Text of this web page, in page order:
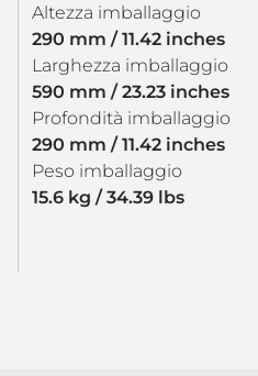
Altezza imballaggio
290 mm / 11.42 inches
Larghezza imballaggio
590 mm / 23.23 inches
Profondità imballaggio
290 mm / 11.42 inches
Peso imballaggio
15.6 kg / 34.39 lbs